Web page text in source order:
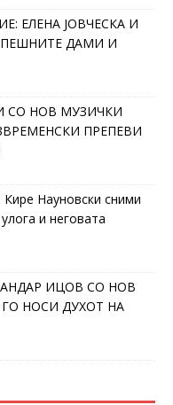
ЕЛЕНА ЈОВЧЕСКА И
ДАМИ И
СО НОВ МУЗИЧКИ
ПРЕПЕВИ
Кире Науновски сними
и неговата
ИЦОВ СО НОВ
ГО НОСИ ДУХОТ НА